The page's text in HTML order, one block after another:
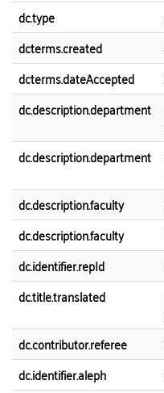
dc.type
dcterms.created
dcterms.dateAccepted
dc.description.department
dc.description.department
dc.description.faculty
dc.description.faculty
dc.identifier.repId
dc.title.translated
dc.contributor.referee
dc.identifier.aleph